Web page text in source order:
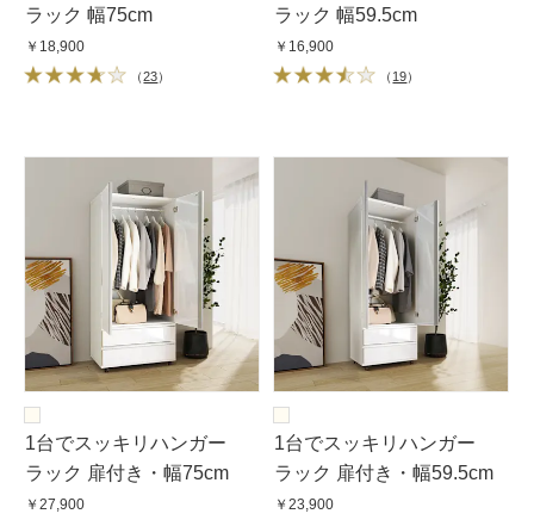
ラック 幅75cm
￥18,900
（23）
ラック 幅59.5cm
￥16,900
（ 19）
1台でスッキリハンガー
ラック 扉付き・幅75cm
￥27,900
1台でスッキリハンガー
ラック 扉付き・幅59.5cm
￥23,900